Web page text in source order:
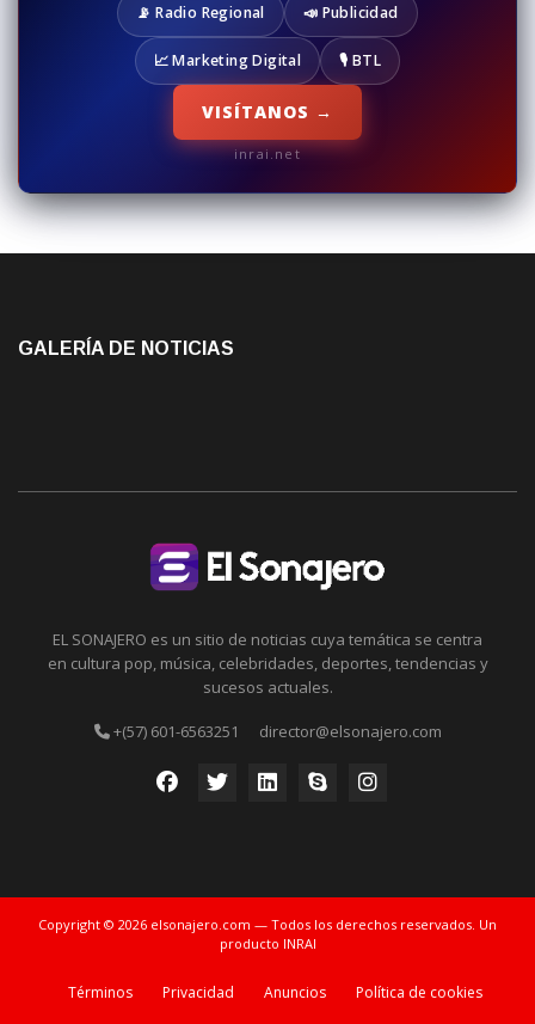
📡 Radio Regional 📣 Publicidad
📈 Marketing Digital 🎙️ BTL
VISÍTANOS →
inrai.net
GALERÍA DE NOTICIAS
EL SONAJERO es un sitio de noticias cuya temática se centra
en cultura pop, música, celebridades, deportes, tendencias y
sucesos actuales.
+(57) 601-6563251 director@elsonajero.com
Copyright © 2026 elsonajero.com — Todos los derechos reservados. Un
producto INRAI
Términos Privacidad Anuncios
Política de cookies